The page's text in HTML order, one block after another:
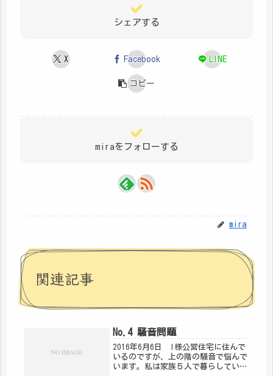
シェアする
X Facebook LINE
コピー
miraをフォローする
mira
関連記事
No.4 騒音問題
2016年6月6日 I様公営住宅に住んで
いるのですが、上の階の騒音で悩んで
います。私は家族５人で暮らしていま